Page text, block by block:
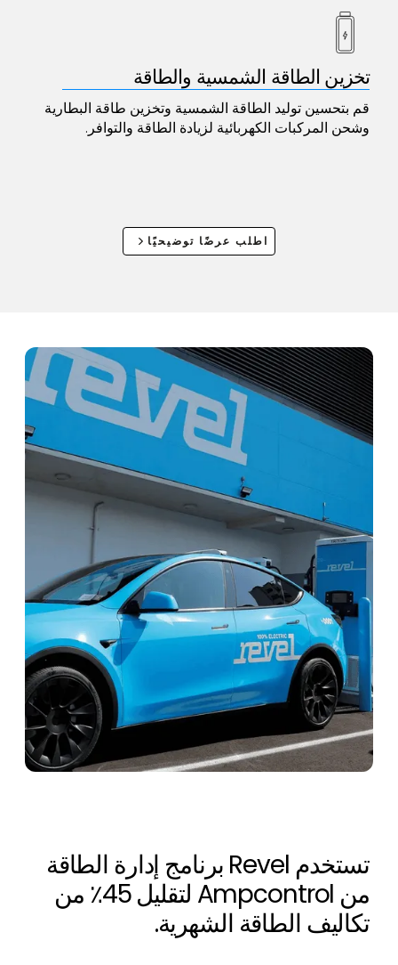
تخزين الطاقة الشمسية والطاقة
قم بتحسين توليد الطاقة الشمسية وتخزين طاقة البطارية
وشحن المركبات الكهربائية لزيادة الطاقة والتوافر.
اطلب عرضًا توضيحيًا
تستخدم Revel برنامج إدارة الطاقة
من Ampcontrol لتقليل 45٪ من
تكاليف الطاقة الشهرية.